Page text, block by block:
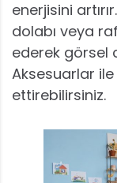
enerjisini
dolabı veya
ederek görsel
Aksesuarlar
ettirebilirsiniz.